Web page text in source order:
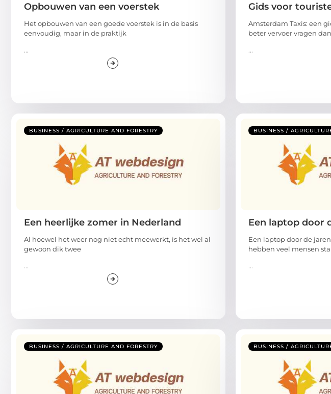
Opbouwen van een voerstek
Het opbouwen van een goede voerstek is in de basis
eenvoudig, maar in de praktijk
...
Gids voor
Amsterdam Taxis: een
beter vervoer vragen
...
BUSINESS / AGRICULTURE AND FORESTRY
Een heerlijke zomer in Nederland
Al hoewel het weer nog niet echt meewerkt, is het wel al
gewoon dik twee
...
BUSINESS /
Een laptop door
Een laptop door de
hebben veel mensen
...
BUSINESS / AGRICULTURE AND FORESTRY BUSINESS /